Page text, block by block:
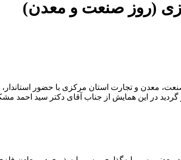
(روز صنعت و معدن)
صنعت، معدن و تجارت استان مرکزی با حضور
در این همایش از جناب آقای دکتر سید احمد